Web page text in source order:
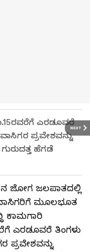
NEXT
ಎರಡೂವರೆ
ಪ್ರವೇಶವನ್ನು
ಹೆಗಡೆ
ಜೋಗ ಜಲಪಾತದಲ್ಲಿ
ಮೂಲಭೂತ
ಕಾಮಗಾರಿ
ಎರಡೂವರೆ ತಿಂಗಳು
ಪ್ರವೇಶವನ್ನು